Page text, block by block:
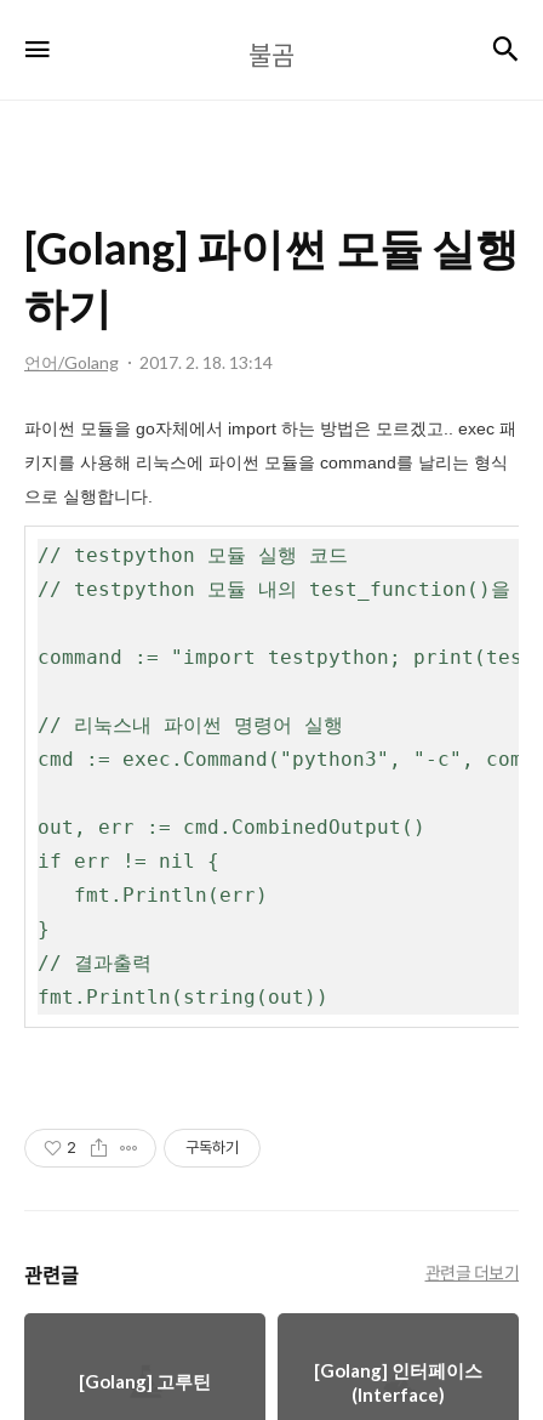
곰
불곰
[Golang] 파이썬 모듈 실행
하기
언어/Golang 2017. 2. 18. 13:14
파이썬 모듈을 go자체에서 import 하는 방법은 모르겠고.. exec 패
키지를 사용해 리눅스에 파이썬 모듈을 command를 날리는 형식
으로 실행합니다.
// testpython 모듈 실행 코드
// testpython 모듈 내의 test_function()을 호
command := "import testpython;
// 리눅스내 파이썬 명령어 실행
cmd := exec.Command("python3", "-c",
out, err := cmd.CombinedOutput()
if err != nil {
}
// 결과출력
fmt.Println(string(out))
2 구독하기
관련글 관련글 더보기
[Golang] 고루틴
[Golang] 인터페이스
(Interface)